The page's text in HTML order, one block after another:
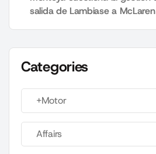
salida de Lambiase a McLaren
Categories
+Motor
Affairs